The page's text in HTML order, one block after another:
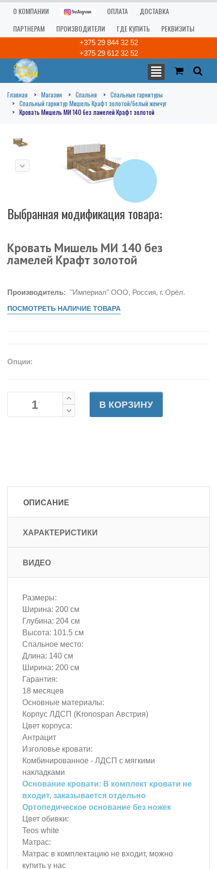
О КОМПАНИИ ОПЛАТА
ДОСТАВКА
ПАРТНЕРАМ
ПРОИЗВОДИТЕЛИ ГДЕ КУПИТЬ РЕКВИЗИТЫ
+375 29 844 32 52
+375 29 612 32 52
Главная Магазин Спальня
Спальные гарнитуры
Спальный гарнитур Мишель Крафт золотой/белый жемчуг
Кровать Мишель МИ 140 без ламелей Крафт золотой
Выбранная модификация товара:
Кровать Мишель МИ 140 без
ламелей Крафт золотой
Производитель: "Империал" ООО, Россия, г. Орёл.
ПОСМОТРЕТЬ НАЛИЧИЕ ТОВАРА
Опции:
В КОРЗИНУ
ОПИСАНИЕ
ХАРАКТЕРИСТИКИ
ВИДЕО
Размеры:
Ширина: 200 см
Глубина: 204 см
Высота: 101.5 см
Спальное место:
Длина: 140 см
Ширина: 200 см
Гарантия:
18 месяцев
Основные материалы:
Корпус ЛДСП (Kronospan Австрия)
Цвет корпуса:
Антрацит
Изголовье кровати:
Комбинированное - ЛДСП с мягкими
накладками
Основание кровати: В комплект кровати не
входит, заказывается отдельно
Ортопедическое основание без ножек
Цвет обивки:
Teos white
Матрас:
Матрас в комплектацию не входит, можно
купить у нас